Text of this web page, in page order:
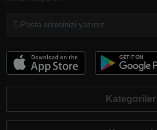
Kategoriler